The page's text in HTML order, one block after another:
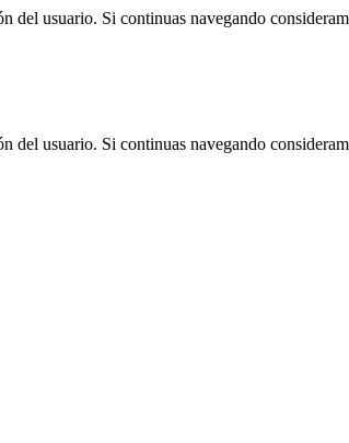
usuario. Si continuas navegando
usuario. Si continuas navegando